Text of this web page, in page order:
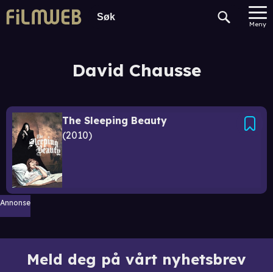
Meny
David Chausse
The Sleeping Beauty
2010
Annonse
Meld deg på vårt nyhetsbrev